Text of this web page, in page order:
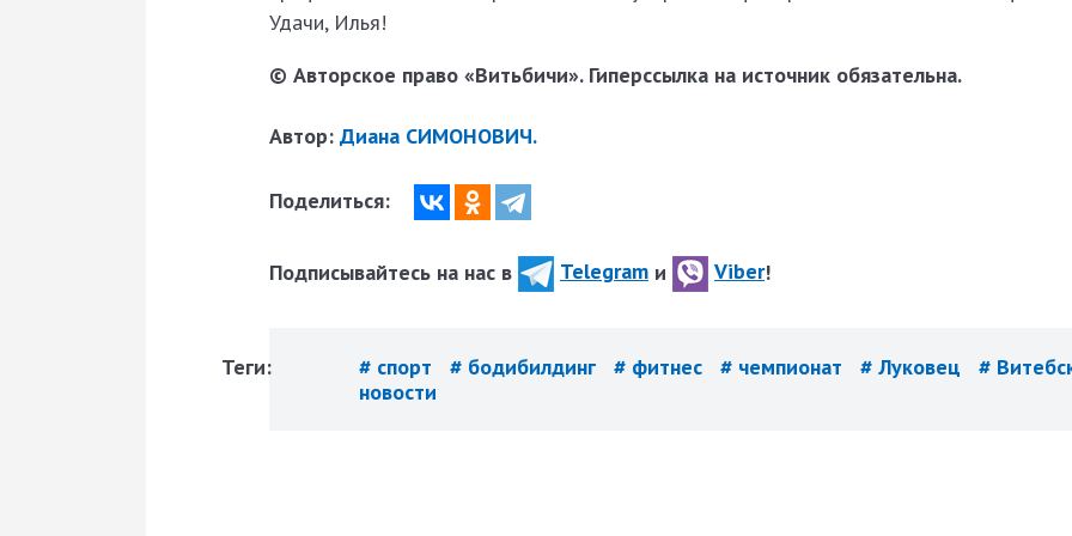
Удачи, Илья!
© Авторское право «Витьбичи». Гиперссылка на источник обязательна.
Автор: Диана СИМОНОВИЧ.
Поделиться:
Подписывайтесь на нас в Telegram и Viber!
Теги: # спорт # бодибилдинг # фитнес # чемпионат # Луковец
#
новости